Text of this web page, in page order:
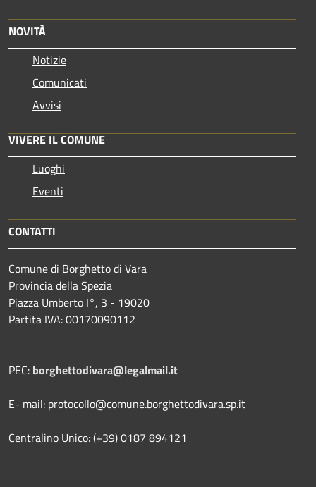
NOVITÀ
Notizie
Comunicati
Avvisi
VIVERE IL COMUNE
Luoghi
Eventi
CONTATTI
Comune di Borghetto di Vara
Provincia della Spezia
Piazza Umberto I°, 3 - 19020
Partita IVA: 00170090112
PEC: borghettodivara@legalmail.it
E- mail: protocollo@comune.borghettodivara.sp.it
Centralino Unico: (+39) 0187 894121